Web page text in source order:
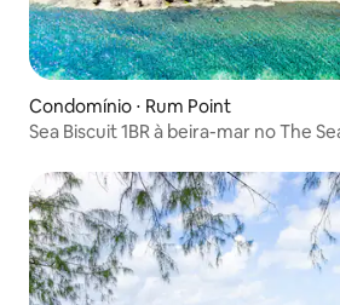
Condomínio ⋅ Rum Point
Sea Biscuit 1BR à beira-mar no The